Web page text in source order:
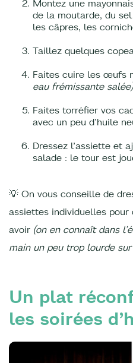
Montez une
de la moutarde, du
les câpres, les
Taillez quelques
Faites cuire les œufs
eau frémissante salée)
Faites torréfier vos
avec un peu d’huile
Dressez l’assiette et
salade : le tour est
💡 On vous conseille de
assiettes individuelles pour
avoir (on en connaît dans
main un peu trop lourde
Un plat
les soirées